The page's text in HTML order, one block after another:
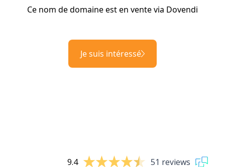
Ce nom de domaine est en vente via Dovendi
Je suis intéressé
9.4 51 reviews